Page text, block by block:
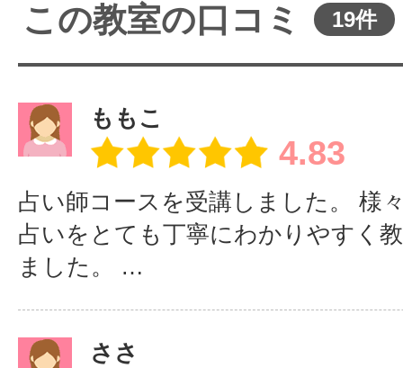
この教室の口コミ 19件
ももこ
4.83
占い師コースを受講しました。 様
占いをとても丁寧にわかりやすく
ました。 …
ささ